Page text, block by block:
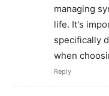
managing
life. It's
specifically
when
Reply